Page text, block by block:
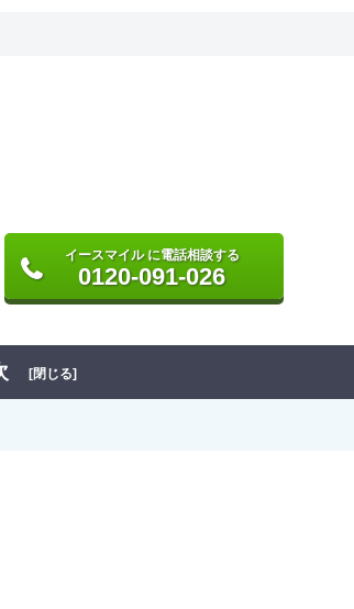
イースマイル に電話相談する
0120-091-026
[閉じる]